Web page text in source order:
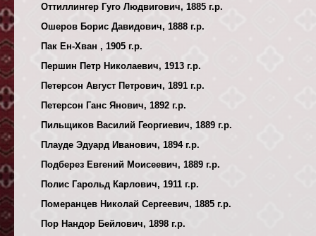
Оттиллингер Гуго Людвигович, 1885 г.р.
Ошеров Борис Давидович, 1888 г.р.
Пак Ен-Хван , 1905 г.р.
Першин Петр Николаевич, 1913 г.р.
Петерсон Август Петрович, 1891 г.р.
Петерсон Ганс Янович, 1892 г.р.
Пильщиков Василий Георгиевич, 1889 г.р.
Плауде Эдуард Иванович, 1894 г.р.
Подберез Евгений Моисеевич, 1889 г.р.
Полис Гарольд Карлович, 1911 г.р.
Померанцев Николай Сергеевич, 1885 г.р.
Пор Нандор Бейлович, 1898 г.р.